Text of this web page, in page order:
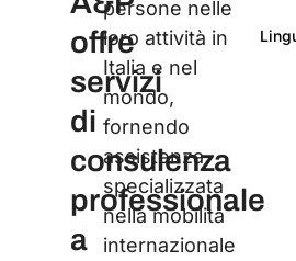
offre
servizi
di
consulenza
professionale
a
persone nelle
loro attività in
Italia e nel
mondo,
fornendo
assistenza
specializzata
nella mobilità
internazionale